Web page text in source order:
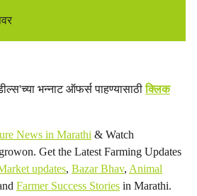
भन्नाट ऑफर्स पाहण्यासाठीक्लिक
News in Marathi & Watch
Get the Latest Farming Updates
updates, Bazar Bhav, Animal
Farmer Success Stories in Marathi.